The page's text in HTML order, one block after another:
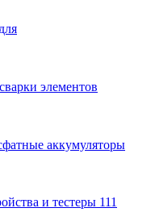
элементов
аккумуляторы
и тестеры 111